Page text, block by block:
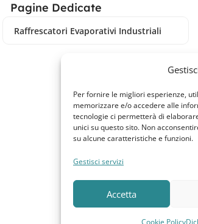
Per fornire le migliori esperienze,
memorizzare e/o accedere alle
tecnologie ci permetterà di
unici su questo sito. Non
su alcune caratteristiche e funzioni.
Gestisci servizi
Accetta
Cookie Policy
Pagine Dedicate
Raffrescatori Evaporativi Industriali